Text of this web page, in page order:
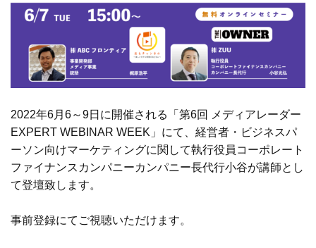
2022年6月6～9日に開催される「第6回 メディアレーダー
EXPERT WEBINAR WEEK」にて、経営者・ビジネスパ
ーソン向けマーケティングに関して執行役員コーポレート
ファイナンスカンパニーカンパニー長代行小谷が講師とし
て登壇致します。
事前登録にてご視聴いただけます。